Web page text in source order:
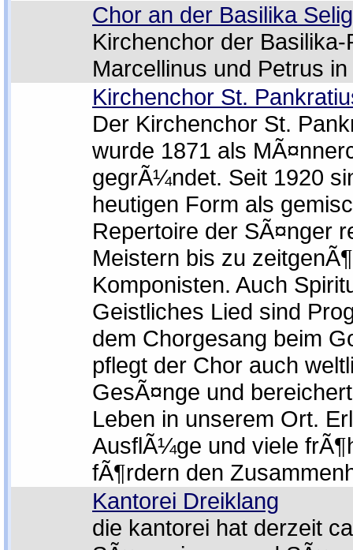
Chor an der Basilika
Kirchenchor der Basilika-
Marcellinus und Petrus
Kirchenchor St.
Der Kirchenchor St.
wurde 1871 als
gegrÃ¼ndet. Seit 1920
heutigen Form als
Repertoire der SÃ¤nger
Meistern bis zu
Komponisten. Auch
Geistliches Lied sind
dem Chorgesang beim
pflegt der Chor auch
GesÃ¤nge und
Leben in unserem Ort.
AusflÃ¼ge und viele
fÃ¶rdern den
Kantorei Dreiklang
die kantorei hat derzeit